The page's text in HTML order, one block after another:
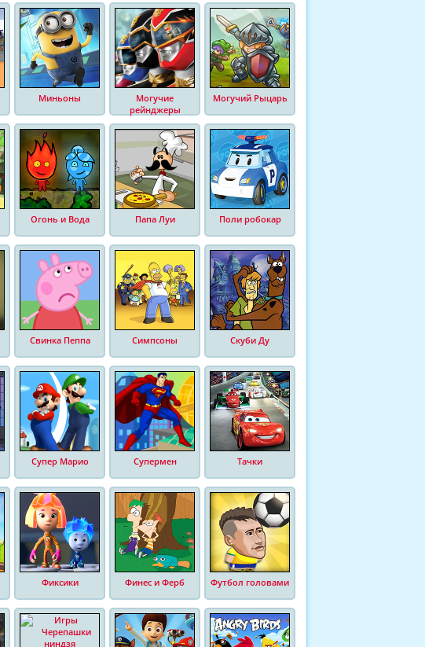
Миньоны
Могучие
рейнджеры
Могучий Рыцарь
Огонь и Вода Папа Луи Поли робокар
Свинка Пеппа Симпсоны Скуби Ду
Супер Марио Супермен Тачки
Фиксики Финес и Ферб Футбол головами